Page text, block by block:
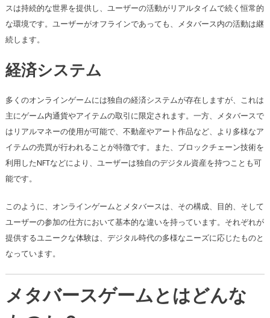
スは持続的な世界を提供し、ユーザーの活動がリアルタイムで続く恒常的
な環境です。ユーザーがオフラインであっても、メタバース内の活動は継
続します。
経済システム
多くのオンラインゲームには独自の経済システムが存在しますが、これは
主にゲーム内通貨やアイテムの取引に限定されます。一方、メタバースで
はリアルマネーの使用が可能で、不動産やアート作品など、より多様なア
イテムの売買が行われることが特徴です。また、ブロックチェーン技術を
利用したNFTなどにより、ユーザーは独自のデジタル資産を持つことも可
能です。
このように、オンラインゲームとメタバースは、その構成、目的、そして
ユーザーの参加の仕方において基本的な違いを持っています。それぞれが
提供するユニークな体験は、デジタル時代の多様なニーズに応じたものと
なっています。
メタバースゲームとはどんな